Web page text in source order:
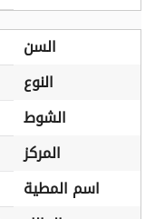
السن
النوع
الشوط
المركز
اسم المطية